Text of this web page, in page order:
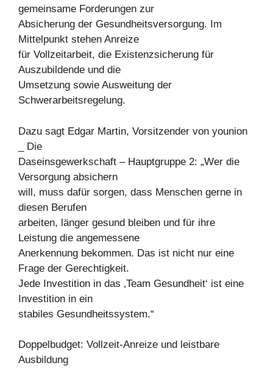
gemeinsame Forderungen zur
Absicherung der Gesundheitsversorgung. Im
Mittelpunkt stehen Anreize
für Vollzeitarbeit, die Existenzsicherung für
Auszubildende und die
Umsetzung sowie Ausweitung der
Schwerarbeitsregelung.
Dazu sagt Edgar Martin, Vorsitzender von younion
_ Die
Daseinsgewerkschaft – Hauptgruppe 2: „Wer die
Versorgung absichern
will, muss dafür sorgen, dass Menschen gerne in
diesen Berufen
arbeiten, länger gesund bleiben und für ihre
Leistung die angemessene
Anerkennung bekommen. Das ist nicht nur eine
Frage der Gerechtigkeit.
Jede Investition in das ‚Team Gesundheit‘ ist eine
Investition in ein
stabiles Gesundheitssystem.“
Doppelbudget: Vollzeit-Anreize und leistbare
Ausbildung